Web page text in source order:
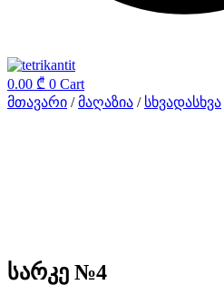
0.00 ₾ 0 Cart
მთავარი /მაღაზია / სხვადასხვა
სარკე №4